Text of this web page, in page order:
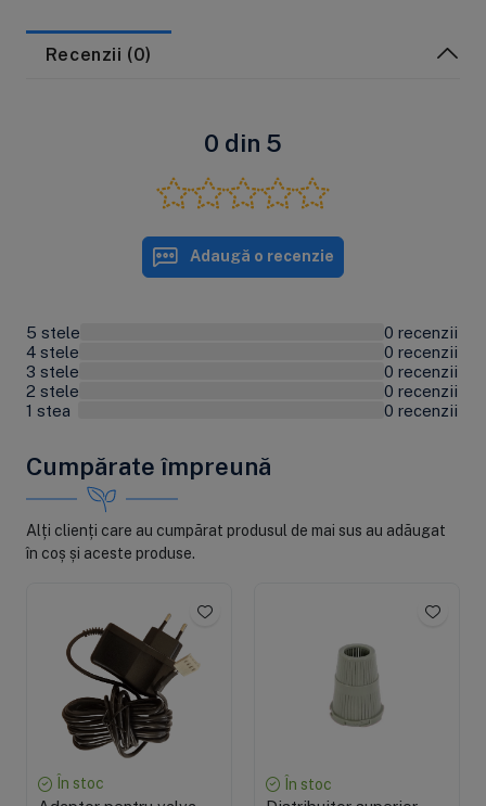
Recenzii (0)
0 din 5
Adaugă o recenzie
5 stele
0 recenzii
4 stele
0 recenzii
3 stele
0 recenzii
2 stele
0 recenzii
1 stea
0 recenzii
Cumpărate împreună
Alți clienți care au cumpărat produsul de mai sus au adăugat
în coș și aceste produse.
În stoc În stoc